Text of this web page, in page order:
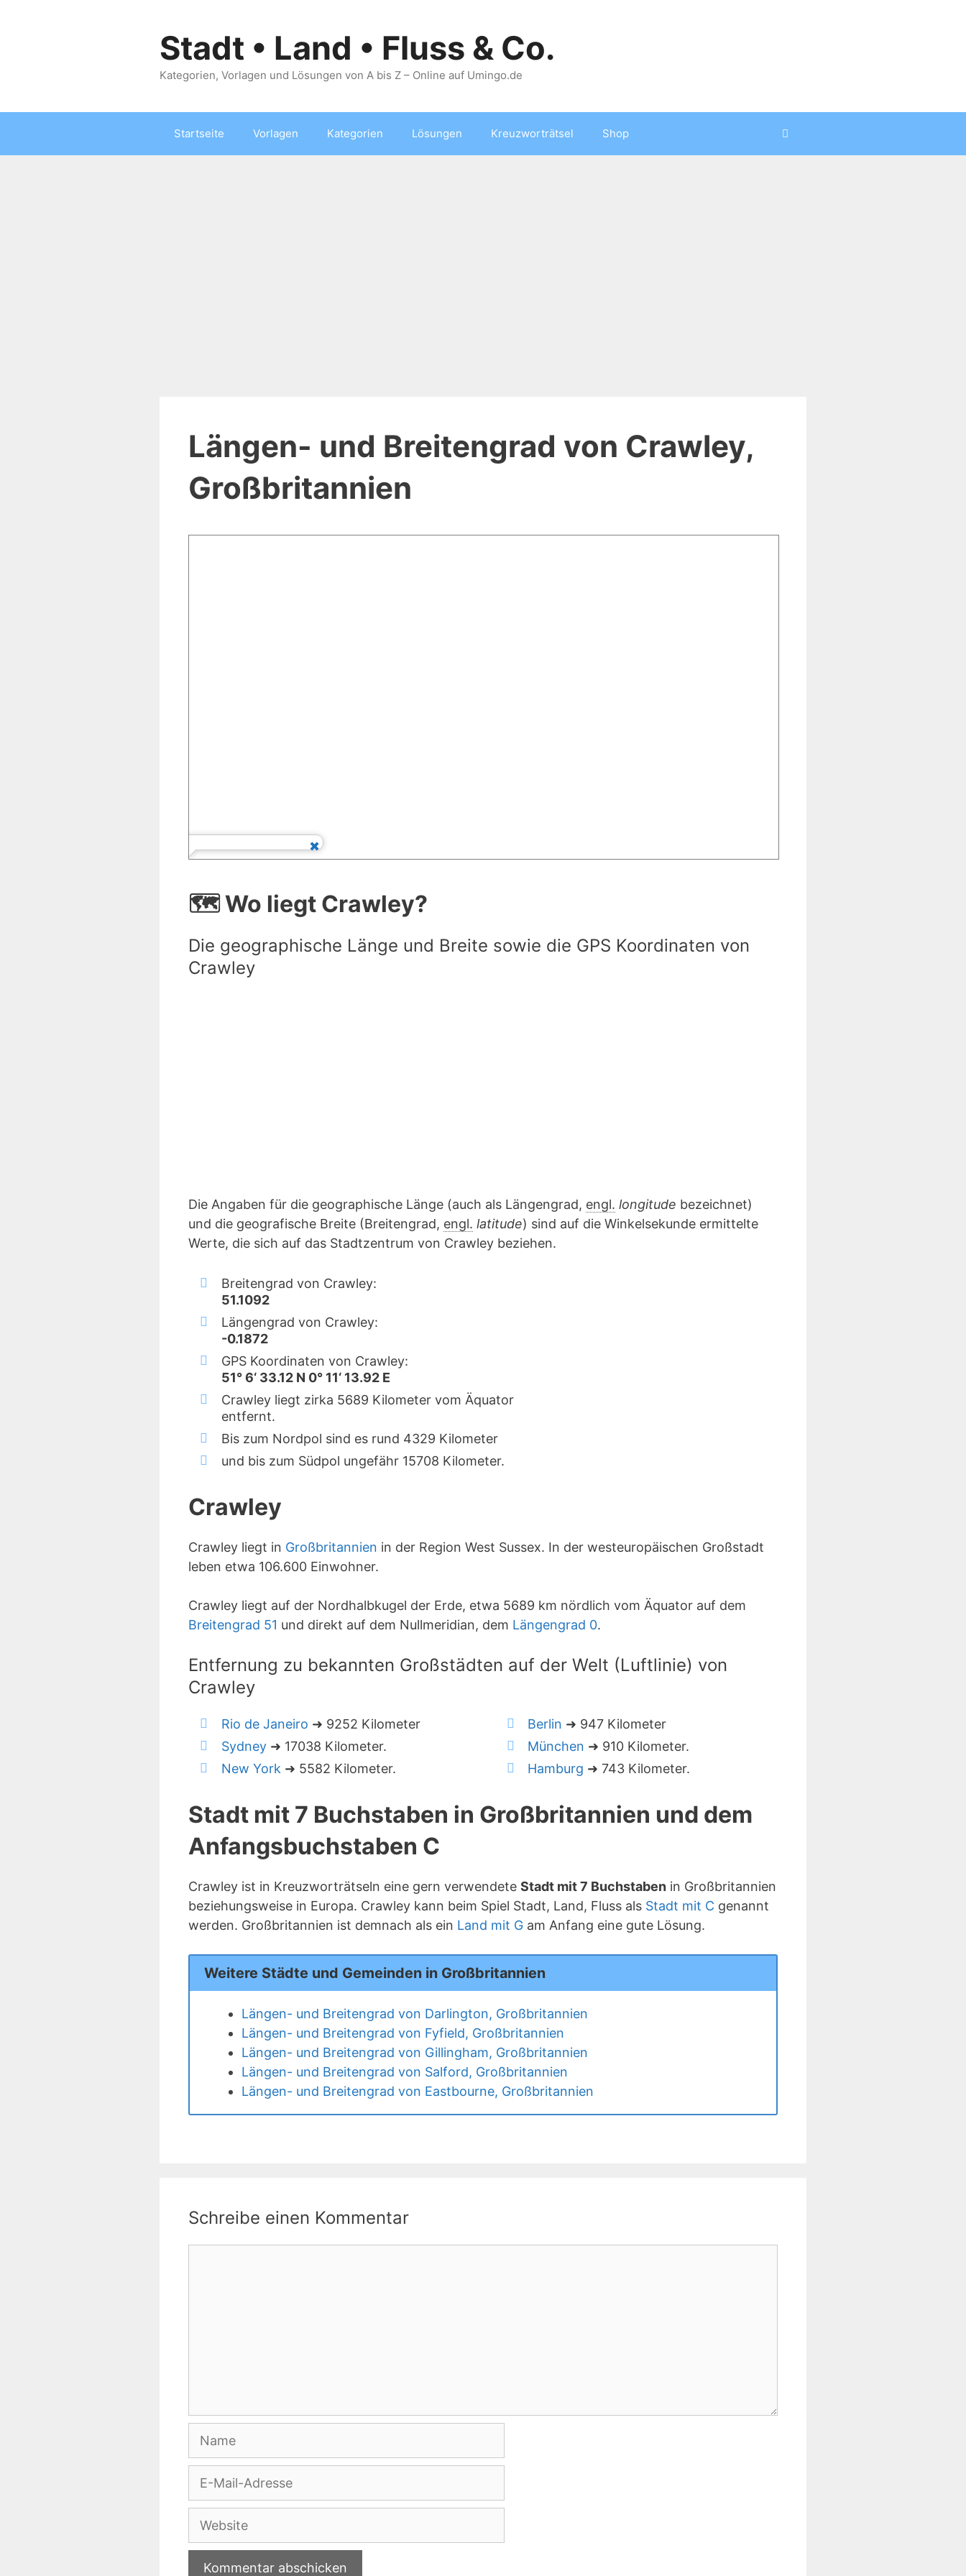
Stadt • Land • Fluss & Co.
Kategorien, Vorlagen und Lösungen von A bis Z – Online auf Umingo.de
Startseite Vorlagen Kategorien Lösungen Kreuzworträtsel Shop
Längen- und Breitengrad von Crawley,
Großbritannien
🗺️ Wo liegt Crawley?
Die geographische Länge und Breite sowie die GPS Koordinaten von
Crawley
Die Angaben für die geographische Länge (auch als Längengrad, engl. longitude bezeichnet)
und die geografische Breite (Breitengrad, engl. latitude) sind auf die Winkelsekunde ermittelte
Werte, die sich auf das Stadtzentrum von Crawley beziehen.
Breitengrad von Crawley:
51.1092
Längengrad von Crawley:
-0.1872
GPS Koordinaten von Crawley:
51° 6‘ 33.12 N 0° 11‘ 13.92 E
Crawley liegt zirka 5689 Kilometer vom Äquator
entfernt.
Bis zum Nordpol sind es rund 4329 Kilometer
und bis zum Südpol ungefähr 15708 Kilometer.
Crawley
Crawley liegt in Großbritannien in der Region West Sussex. In der westeuropäischen Großstadt
leben etwa 106.600 Einwohner.
Crawley liegt auf der Nordhalbkugel der Erde, etwa 5689 km nördlich vom Äquator auf dem
Breitengrad 51 und direkt auf dem Nullmeridian, dem Längengrad 0.
Entfernung zu bekannten Großstädten auf der Welt (Luftlinie) von
Crawley
Rio de Janeiro ➜ 9252 Kilometer
Sydney ➜ 17038 Kilometer.
New York ➜ 5582 Kilometer.
Berlin ➜ 947 Kilometer
München ➜ 910 Kilometer.
Hamburg ➜ 743 Kilometer.
Stadt mit 7 Buchstaben in Großbritannien und dem
Anfangsbuchstaben C
Crawley ist in Kreuzworträtseln eine gern verwendete Stadt mit 7 Buchstaben in Großbritannien
beziehungsweise in Europa. Crawley kann beim Spiel Stadt, Land, Fluss als Stadt mit C genannt
werden. Großbritannien ist demnach als ein Land mit G am Anfang eine gute Lösung.
Weitere Städte und Gemeinden in Großbritannien
Längen- und Breitengrad von Darlington, Großbritannien
Längen- und Breitengrad von Fyfield, Großbritannien
Längen- und Breitengrad von Gillingham, Großbritannien
Längen- und Breitengrad von Salford, Großbritannien
Längen- und Breitengrad von Eastbourne, Großbritannien
Schreibe einen Kommentar
Adresse
Website